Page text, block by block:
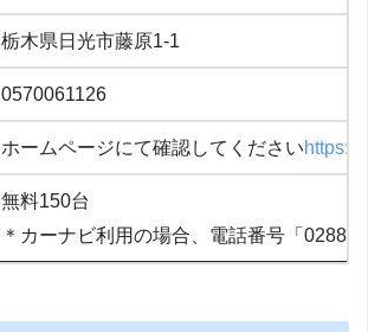
栃木県日光市藤原1‐1
0570061126
ホームページにて確認してくださいhttps://
無料150台
＊カーナビ利用の場合、電話番号「